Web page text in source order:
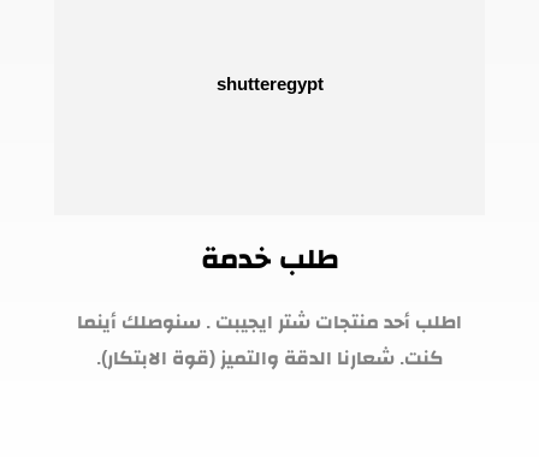
طلب خدمة
اطلب أحد منتجات شتر ايجيبت . سنوصلك أينما
كنت. شعارنا الدقة والتميز (قوة الابتكار).